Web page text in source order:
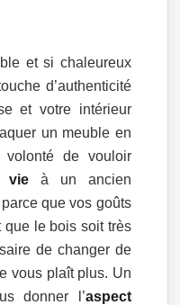
et si chaleureux
d’authenticité
et votre intérieur
un meuble en
de vouloir
vie à un ancien
que vos goûts
que le bois soit très
de changer de
vous plaît plus. Un
donner l’aspect